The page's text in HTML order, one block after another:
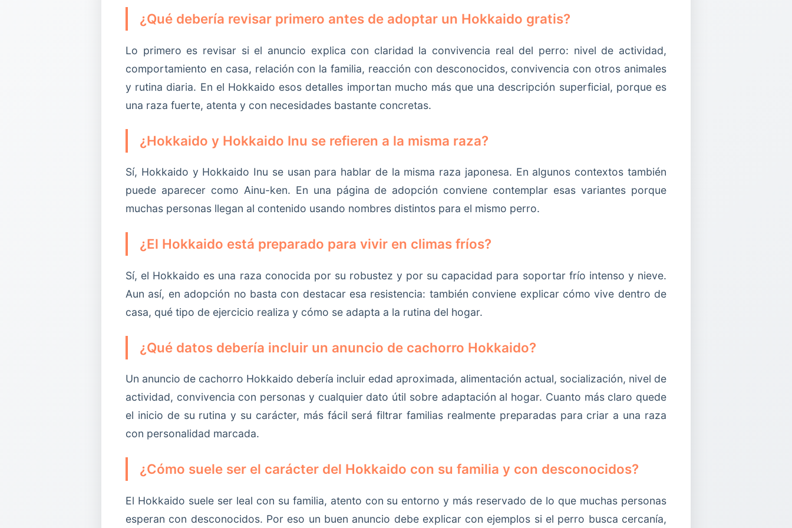
¿Qué debería revisar primero antes de adoptar un Hokkaido gratis?
Lo primero es revisar si el anuncio explica con claridad la convivencia real del perro: nivel de actividad,
comportamiento en casa, relación con la familia, reacción con desconocidos, convivencia con otros animales
y rutina diaria. En el Hokkaido esos detalles importan mucho más que una descripción superficial, porque es
una raza fuerte, atenta y con necesidades bastante concretas.
¿Hokkaido y Hokkaido Inu se refieren a la misma raza?
Sí, Hokkaido y Hokkaido Inu se usan para hablar de la misma raza japonesa. En algunos contextos también
puede aparecer como Ainu-ken. En una página de adopción conviene contemplar esas variantes porque
muchas personas llegan al contenido usando nombres distintos para el mismo perro.
¿El Hokkaido está preparado para vivir en climas fríos?
Sí, el Hokkaido es una raza conocida por su robustez y por su capacidad para soportar frío intenso y nieve.
Aun así, en adopción no basta con destacar esa resistencia: también conviene explicar cómo vive dentro de
casa, qué tipo de ejercicio realiza y cómo se adapta a la rutina del hogar.
¿Qué datos debería incluir un anuncio de cachorro Hokkaido?
Un anuncio de cachorro Hokkaido debería incluir edad aproximada, alimentación actual, socialización, nivel de
actividad, convivencia con personas y cualquier dato útil sobre adaptación al hogar. Cuanto más claro quede
el inicio de su rutina y su carácter, más fácil será filtrar familias realmente preparadas para criar a una raza
con personalidad marcada.
¿Cómo suele ser el carácter del Hokkaido con su familia y con desconocidos?
El Hokkaido suele ser leal con su familia, atento con su entorno y más reservado de lo que muchas personas
esperan con desconocidos. Por eso un buen anuncio debe explicar con ejemplos si el perro busca cercanía,